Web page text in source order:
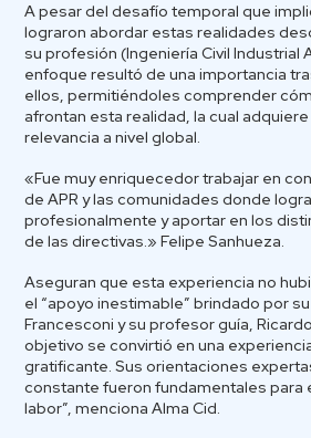
A pesar del desafío temporal que
lograron abordar estas realidades
su profesión (Ingeniería Civil Industrial
enfoque resultó de una importancia
ellos, permitiéndoles comprender
afrontan esta realidad, la cual
relevancia a nivel global.
«Fue muy enriquecedor trabajar en
de APR y las comunidades donde
profesionalmente y aportar en los
de las directivas.» Felipe Sanhueza.
Aseguran que esta experiencia no
el “apoyo inestimable” brindado por
Francesconi y su profesor guía,
objetivo se convirtió en una
gratificante. Sus orientaciones
constante fueron fundamentales para
labor”, menciona Alma Cid.